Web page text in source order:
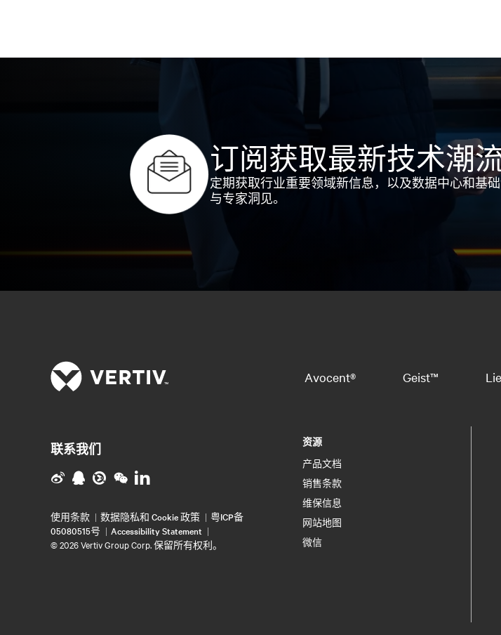
订阅获取最新技术潮
定期获取行业重要领域新信息，以及数据中心和基
与专家洞见。
Avocent® Geist™
资源
产品文档
销售条款
维保信息
网站地图
微信
联系我们
使用条款 数据隐私和 Cookie 政策
粤ICP备
05080515号
Accessibility Statement
©2026 Vertiv Group Corp. 保留所有权利。